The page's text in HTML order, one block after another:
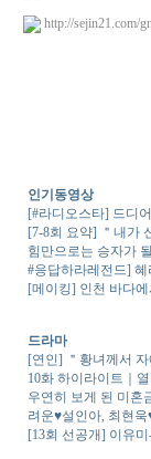
http://sejin21.com/
인기동영상
[#라디오스타] 드디
[7-8회 요약] ＂내가
힘만으로는 승자가
#응답하라레전드]
[메이킹] 인천 바다에
드라마
[연인] ＂황녀께서
10화 하이라이트｜
우연히 보게 된 미혼
려운♥️설인아, 최현
[13회 선공개] 이유